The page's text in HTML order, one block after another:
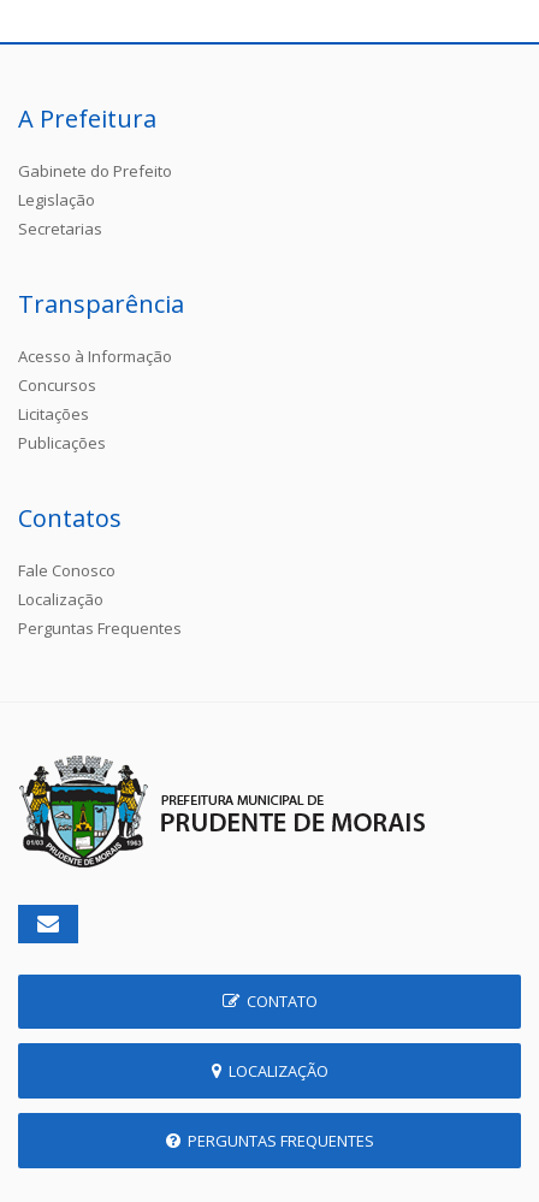
A Prefeitura
Gabinete do Prefeito
Legislação
Secretarias
Transparência
Acesso à Informação
Concursos
Licitações
Publicações
Contatos
Fale Conosco
Localização
Perguntas Frequentes
CONTATO
LOCALIZAÇÃO
PERGUNTAS FREQUENTES